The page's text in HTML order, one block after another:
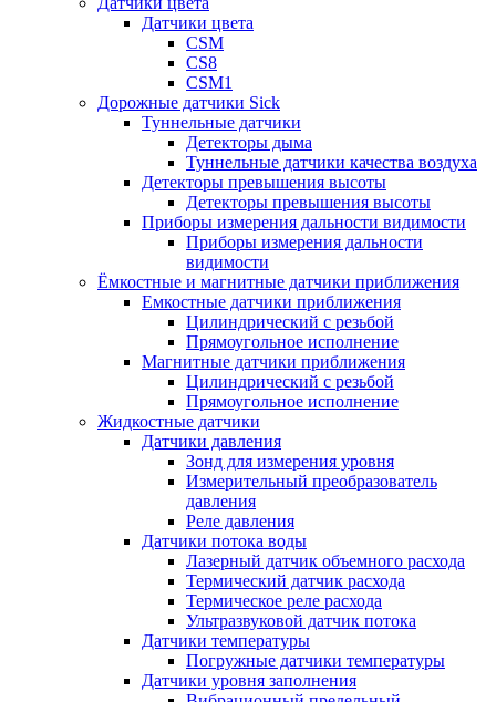
Датчики цвета
CSM
CS8
CSM1
Дорожные датчики Sick
Туннельные датчики
Детекторы дыма
Туннельные датчики качества воздуха
Детекторы превышения высоты
Детекторы превышения высоты
Приборы измерения дальности видимости
Приборы измерения дальности
видимости
Ёмкостные и магнитные датчики приближения
Емкостные датчики приближения
Цилиндрический с резьбой
Прямоугольное исполнение
Магнитные датчики приближения
Цилиндрический с резьбой
Прямоугольное исполнение
Жидкостные датчики
Датчики давления
Зонд для измерения уровня
Измерительный преобразователь
давления
Реле давления
Датчики потока воды
Лазерный датчик объемного расхода
Термический датчик расхода
Термическое реле расхода
Ультразвуковой датчик потока
Датчики температуры
Погружные датчики температуры
Датчики уровня заполнения